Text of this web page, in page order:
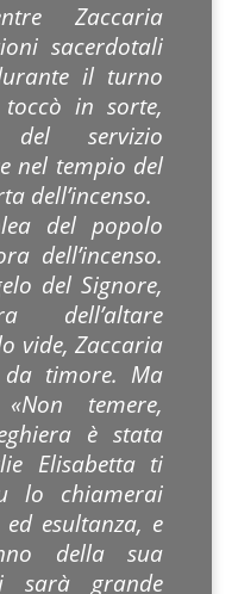
Zaccaria
sacerdotali
il turno
in sorte,
del servizio
nel tempio del
dell’incenso.
del popolo
dell’incenso.
del Signore,
dell’altare
vide, Zaccaria
timore. Ma
temere,
è stata
Elisabetta ti
lo chiamerai
esultanza, e
della sua
sarà grande